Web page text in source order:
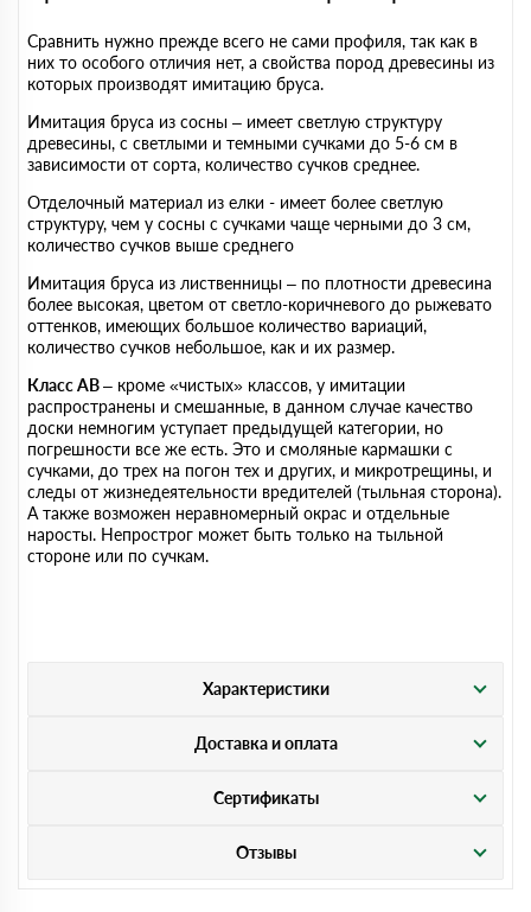
Сравнить нужно прежде всего не сами профиля, так как в
них то особого отличия нет, а свойства пород древесины из
которых производят имитацию бруса.
Имитация бруса из сосны – имеет светлую структуру
древесины, с светлыми и темными сучками до 5-6 см в
зависимости от сорта, количество сучков среднее.
Отделочный материал из елки - имеет более светлую
структуру, чем у сосны с сучками чаще черными до 3 см,
количество сучков выше среднего
Имитация бруса из лиственницы – по плотности древесина
более высокая, цветом от светло-коричневого до рыжевато
оттенков, имеющих большое количество вариаций,
количество сучков небольшое, как и их размер.
Класс АВ– кроме «чистых» классов, у имитации
распространены и смешанные, в данном случае качество
доски немногим уступает предыдущей категории, но
погрешности все же есть. Это и смоляные кармашки с
сучками, до трех на погон тех и других, и микротрещины, и
следы от жизнедеятельности вредителей (тыльная сторона).
А также возможен неравномерный окрас и отдельные
наросты. Непрострог может быть только на тыльной
стороне или по сучкам.
Характеристики
Доставка и оплата
Сертификаты
Отзывы